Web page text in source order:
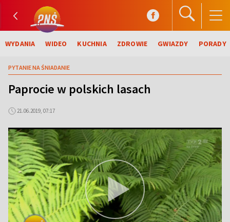
WYDANIA WIDEO KUCHNIA ZDROWIE GWIAZDY PORADY
PYTANIE NA ŚNIADANIE
Paprocie w polskich lasach
21.06.2019, 07:17